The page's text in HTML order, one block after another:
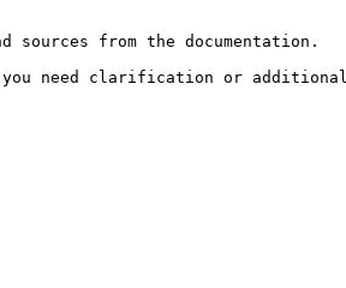
from the documentation.
you need clarification or